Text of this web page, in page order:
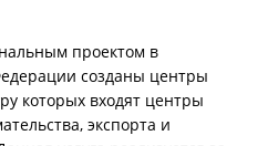
проектом в
созданы центры
которых входят центры
экспорта и